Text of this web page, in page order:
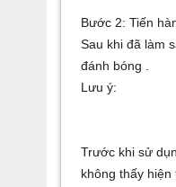
Bước 2: Tiến
Sau khi đã làm
đánh bóng .
Lưu ý:
Trước khi sử
không thấy